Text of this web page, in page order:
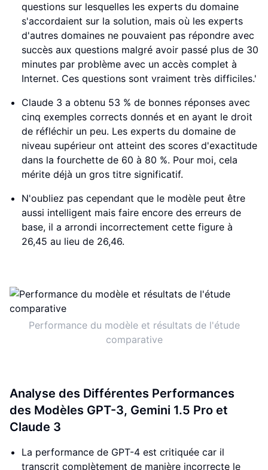
questions sur lesquelles les experts du domaine
s'accordaient sur la solution, mais où les experts
d'autres domaines ne pouvaient pas répondre avec
succès aux questions malgré avoir passé plus de 30
minutes par problème avec un accès complet à
Internet. Ces questions sont vraiment très difficiles.'
Claude 3 a obtenu 53 % de bonnes réponses avec
cinq exemples corrects donnés et en ayant le droit
de réfléchir un peu. Les experts du domaine de
niveau supérieur ont atteint des scores d'exactitude
dans la fourchette de 60 à 80 %. Pour moi, cela
mérite déjà un gros titre significatif.
N'oubliez pas cependant que le modèle peut être
aussi intelligent mais faire encore des erreurs de
base, il a arrondi incorrectement cette figure à
26,45 au lieu de 26,46.
Performance du modèle et résultats de l'étude
comparative
Analyse des Différentes Performances
des Modèles GPT-3, Gemini 1.5 Pro et
Claude 3
La performance de GPT-4 est critiquée car il
transcrit complètement de manière incorrecte le